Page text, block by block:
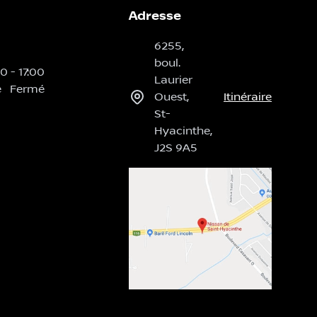
- 17:00
Fermé
Adresse
6255,
boul.
Laurier
Ouest,
St-
Hyacinthe,
J2S 9A5
Itinéraire